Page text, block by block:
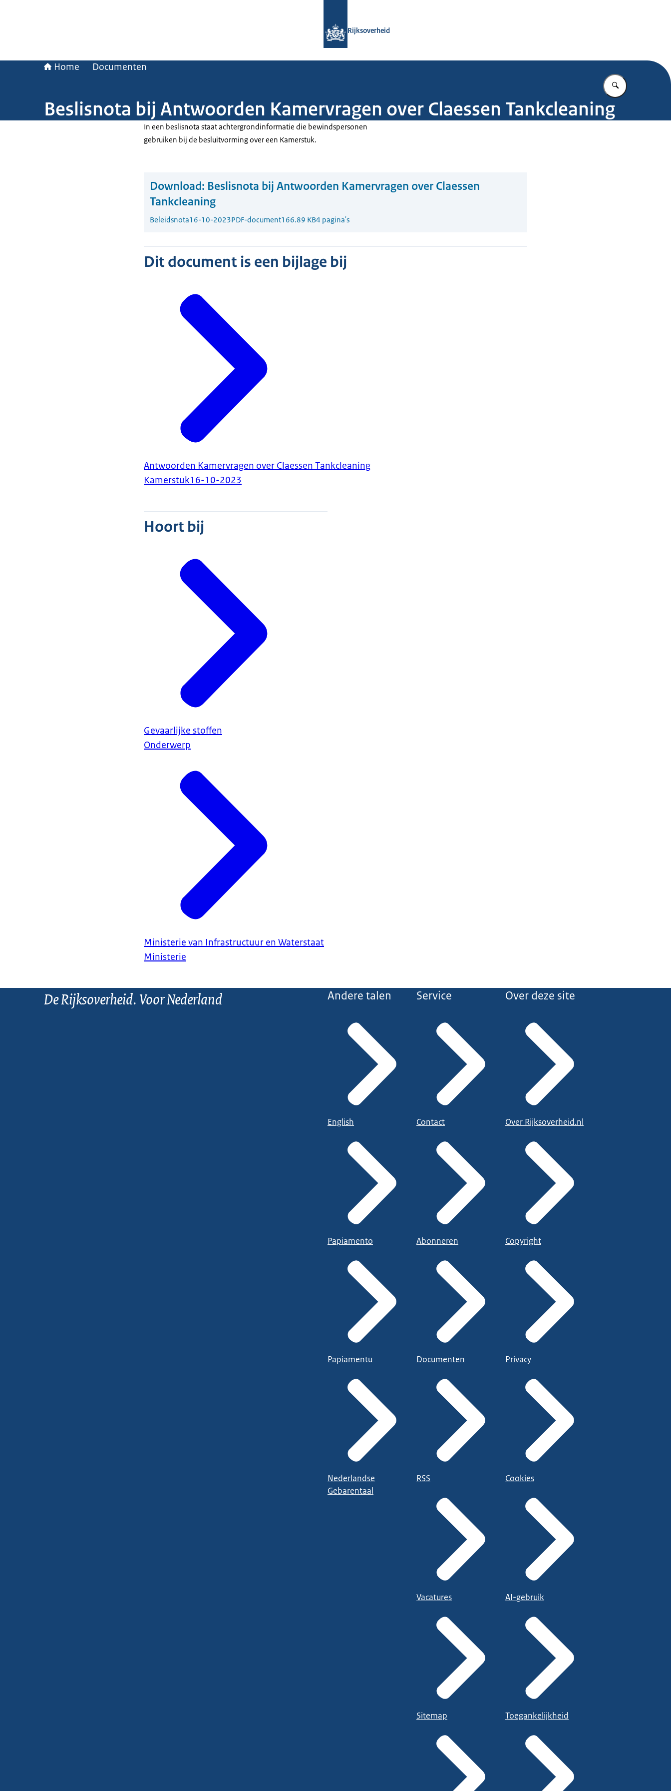
Rijksoverheid
Home Documenten
Vul in wat u
Beslisnota bij Antwoorden Kamervragen over Claessen Tankcleaning
In een beslisnota staat achtergrondinformatie die bewindspersonen
gebruiken bij de besluitvorming over een Kamerstuk.
Download: Beslisnota bij Antwoorden Kamervragen over Claessen
Tankcleaning
Beleidsnota16-10-2023PDF-document166.89 KB4 pagina's
Dit document is een bijlage bij
Antwoorden Kamervragen over Claessen Tankcleaning
Kamerstuk16-10-2023
Hoort bij
Gevaarlijke stoffen
Onderwerp
Ministerie van Infrastructuur en Waterstaat
Ministerie
De Rijksoverheid. Voor Nederland Andere talen
English
Papiamento
Papiamentu
Nederlandse
Gebarentaal
Service
Contact
Abonneren
Documenten
RSS
Vacatures
Sitemap
Over deze site
Over Rijksoverheid.nl
Copyright
Privacy
Cookies
AI-gebruik
Toegankelijkheid